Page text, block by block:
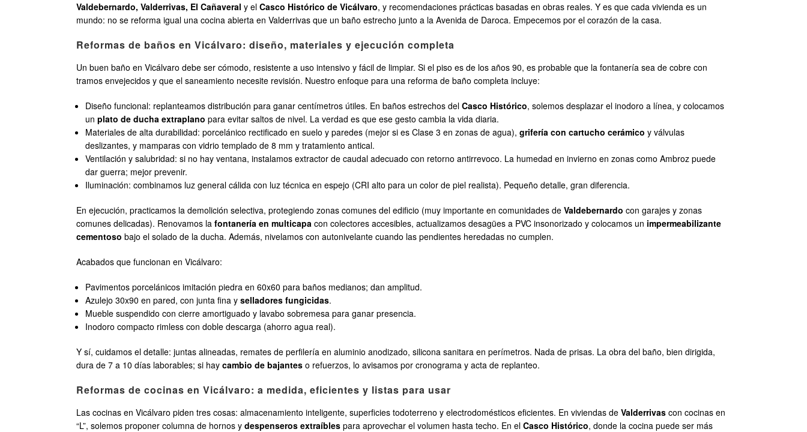
Valdebernardo, Valderrivas, El Cañaveral y el Casco Histórico de Vicálvaro, y recomendaciones prácticas basadas en obras reales. Y es que cada vivienda es un
mundo: no se reforma igual una cocina abierta en Valderrivas que un baño estrecho junto a la Avenida de Daroca. Empecemos por el corazón de la casa.
Reformas de baños en Vicálvaro: diseño, materiales y ejecución completa
Un buen baño en Vicálvaro debe ser cómodo, resistente a uso intensivo y fácil de limpiar. Si el piso es de los años 90, es probable que la fontanería sea de cobre con
tramos envejecidos y que el saneamiento necesite revisión. Nuestro enfoque para una reforma de baño completa incluye:
Diseño funcional: replanteamos distribución para ganar centímetros útiles. En baños estrechos delCasco Histórico, solemos desplazar el inodoro a línea, y colocamos
unplato de ducha extraplano para evitar saltos de nivel. La verdad es que ese gesto cambia la vida diaria.
Materiales de alta durabilidad: porcelánico rectificado en suelo y paredes (mejor si es Clase 3 en zonas de agua),grifería con cartucho cerámico y válvulas
deslizantes, y mamparas con vidrio templado de 8 mm y tratamiento antical.
Ventilación y salubridad: si no hay ventana, instalamos extractor de caudal adecuado con retorno antirrevoco. La humedad en invierno en zonas como Ambroz puede
dar guerra; mejor prevenir.
Iluminación: combinamos luz general cálida con luz técnica en espejo (CRI alto para un color de piel realista). Pequeño detalle, gran diferencia.
En ejecución, practicamos la demolición selectiva, protegiendo zonas comunes del edificio (muy importante en comunidades de Valdebernardo con garajes y zonas
comunes delicadas). Renovamos la fontanería en multicapa con colectores accesibles, actualizamos desagües a PVC insonorizado y colocamos un impermeabilizante
cementoso bajo el solado de la ducha. Además, nivelamos con autonivelante cuando las pendientes heredadas no cumplen.
Acabados que funcionan en Vicálvaro:
Pavimentos porcelánicos imitación piedra en 60x60 para baños medianos; dan amplitud.
Azulejo 30x90 en pared, con junta fina yselladores fungicidas.
Mueble suspendido con cierre amortiguado y lavabo sobremesa para ganar presencia.
Inodoro compacto rimless con doble descarga (ahorro agua real).
Y sí, cuidamos el detalle: juntas alineadas, remates de perfilería en aluminio anodizado, silicona sanitara en perímetros. Nada de prisas. La obra del baño, bien dirigida,
dura de 7 a 10 días laborables; si hay cambio de bajantes o refuerzos, lo avisamos por cronograma y acta de replanteo.
Reformas de cocinas en Vicálvaro: a medida, eficientes y listas para usar
Las cocinas en Vicálvaro piden tres cosas: almacenamiento inteligente, superficies todoterreno y electrodomésticos eficientes. En viviendas de Valderrivas con cocinas en
“L”, solemos proponer columna de hornos y despenseros extraíbles para aprovechar el volumen hasta techo. En el Casco Histórico, donde la cocina puede ser más